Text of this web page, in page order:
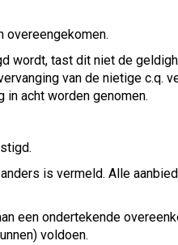
overeengekomen.
wordt, tast dit niet de
van de nietige c.q.
acht worden genomen.
is vermeld. Alle
een ondertekende
voldoen.